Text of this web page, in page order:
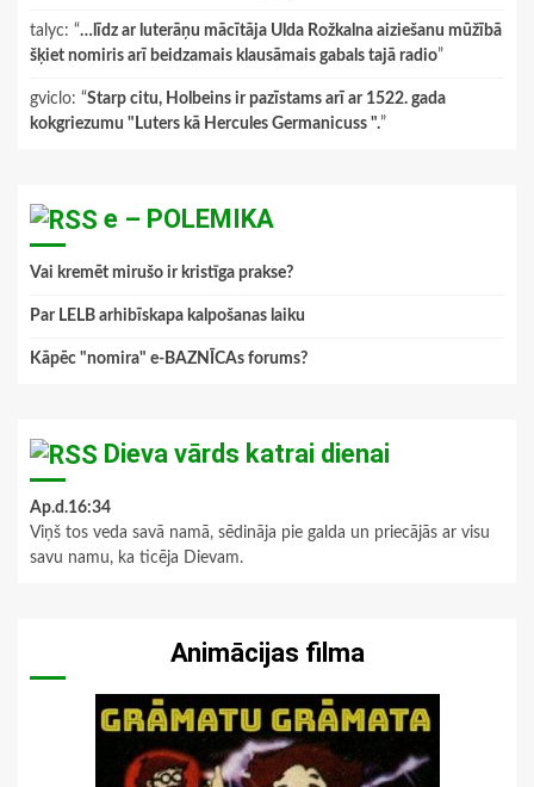
talyc: “…līdz ar luterāņu mācītāja Ulda Rožkalna aiziešanu mūžībā
šķiet nomiris arī beidzamais klausāmais gabals tajā radio”
gviclo: “Starp citu, Holbeins ir pazīstams arī ar 1522. gada
kokgriezumu "Luters kā Hercules Germanicuss ".”
e – POLEMIKA
Vai kremēt mirušo ir kristīga prakse?
Par LELB arhibīskapa kalpošanas laiku
Kāpēc "nomira" e-BAZNĪCAs forums?
Dieva vārds katrai dienai
Ap.d.16:34
Viņš tos veda savā namā, sēdināja pie galda un priecājās ar visu
savu namu, ka ticēja Dievam.
Animācijas filma